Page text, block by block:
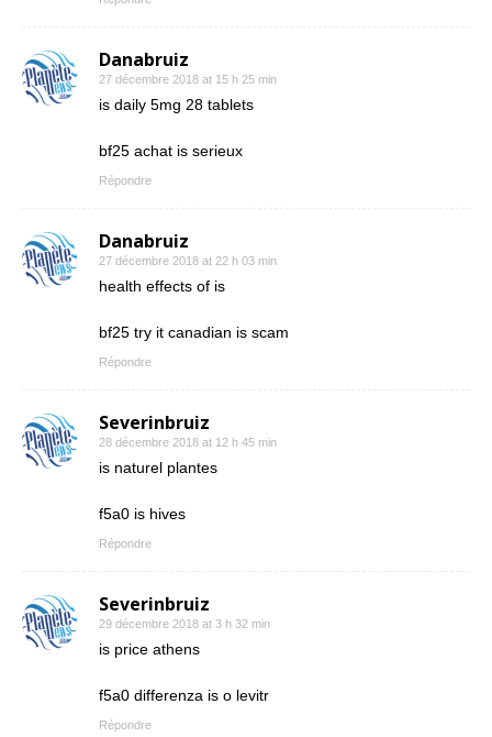
Danabruiz
27 décembre 2018 at 15 h 25 min
is daily 5mg 28 tablets
bf25 achat is serieux
Répondre
Danabruiz
27 décembre 2018 at 22 h 03 min
health effects of is
bf25 try it canadian is scam
Répondre
Severinbruiz
28 décembre 2018 at 12 h 45 min
is naturel plantes
f5a0 is hives
Répondre
Severinbruiz
29 décembre 2018 at 3 h 32 min
is price athens
f5a0 differenza is o levitr
Répondre